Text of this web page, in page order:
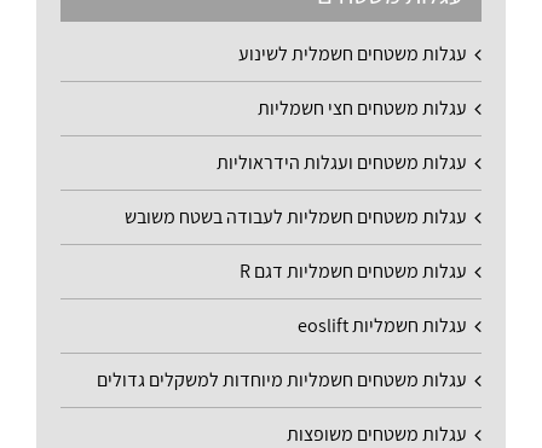
עגלות משטחים חשמלית לשינוע
עגלות משטחים חצי חשמליות
עגלות משטחים ועגלות הידראוליות
עגלות משטחים חשמליות לעבודה בשטח משובש
עגלות משטחים חשמליות דגם R
עגלות חשמליות eoslift
עגלות משטחים חשמליות מיוחדות למשקלים גדולים
עגלות משטחים משופצות